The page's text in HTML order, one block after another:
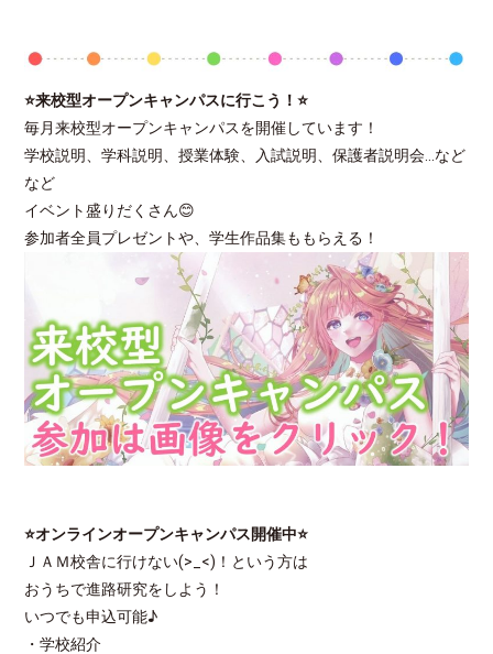
⭐来校型オープンキャンパスに行こう！⭐
毎月来校型オープンキャンパスを開催しています！
学校説明、学科説明、授業体験、入試説明、保護者説明会…など
など
イベント盛りだくさん😊
参加者全員プレゼントや、学生作品集ももらえる！
⭐オンラインオープンキャンパス開催中⭐
ＪＡＭ校舎に行けない(>_<)！という方は
おうちで進路研究をしよう！
いつでも申込可能♪
・学校紹介